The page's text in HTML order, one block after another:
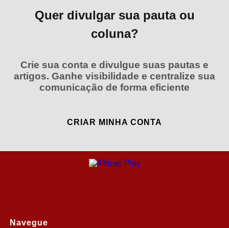
Quer divulgar sua pauta ou
coluna?
Crie sua conta e divulgue suas pautas e
artigos. Ganhe visibilidade e centralize sua
comunicação de forma eficiente
CRIAR MINHA CONTA
Navegue